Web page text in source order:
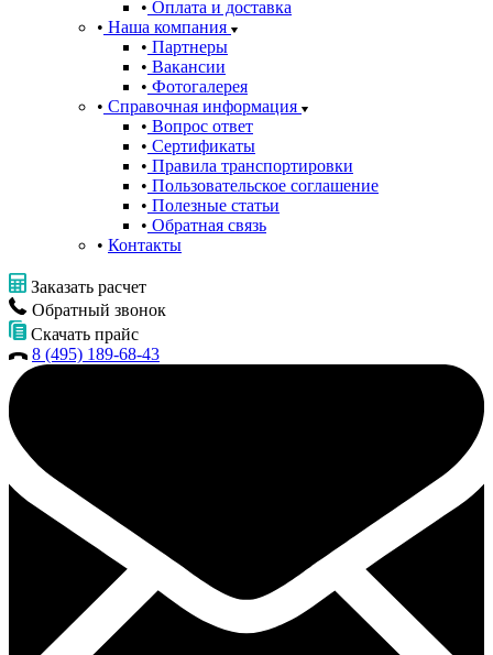
Оплата и доставка
Наша компания
Партнеры
Вакансии
Фотогалерея
Справочная информация
Вопрос ответ
Сертификаты
Правила транспортировки
Пользовательское соглашение
Полезные статьи
Обратная связь
Контакты
Заказать расчет
Обратный звонок
Скачать прайс
8 (495) 189-68-43